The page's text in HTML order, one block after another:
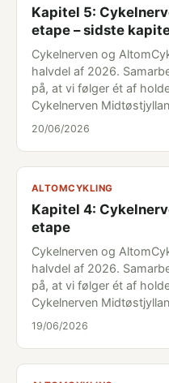
Kapitel 5:
etape – sidste
Cykelnerven og
halvdel af 2026.
på, at vi følger ét af
Cykelnerven
20/06/2026
ALTOMCYKLING
Kapitel 4:
etape
Cykelnerven og
halvdel af 2026.
på, at vi følger ét af
Cykelnerven
19/06/2026